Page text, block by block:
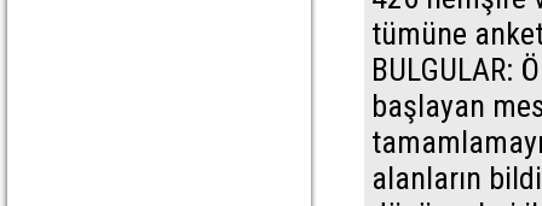
tümüne
BULGULAR:
başlayan
alanların